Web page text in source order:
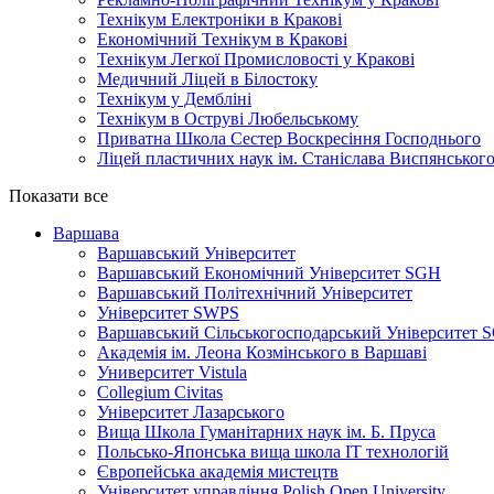
Технікум Електроніки в Кракові
Економічний Технікум в Кракові
Технікум Легкої Промисловості у Кракові
Медичний Ліцей в Білостоку
Технікум у Дембліні
Технікум в Оструві Любельському
Приватна Школа Сестер Воскресіння Господнього
Ліцей пластичних наук ім. Станіслава Виспянського
Показати все
Варшава
Варшавський Університет
Варшавський Економічний Університет SGH
Варшавський Політехнічний Університет
Університет SWPS
Варшавський Сільськогосподарський Університет
Академія ім. Леона Козмінського в Варшаві
Университет Vistula
Collegium Civitas
Університет Лазарського
Вища Школа Гуманітарних наук ім. Б. Пруса
Польсько-Японська вища школа ІТ технологій
Європейська академія мистецтв